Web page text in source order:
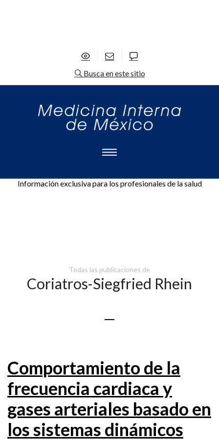
Busca en este sitio
Información exclusiva para los profesionales de la salud
Todas las publicaciones de
Coriatros-Siegfried Rhein
Comportamiento de la
frecuencia cardiaca y
gases arteriales basado en
los sistemas dinámicos